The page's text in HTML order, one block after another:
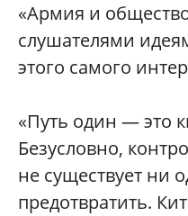
«Армия и
слушателями
этого самого
«Путь один — это
Безусловно,
не существует ни
предотвратить.